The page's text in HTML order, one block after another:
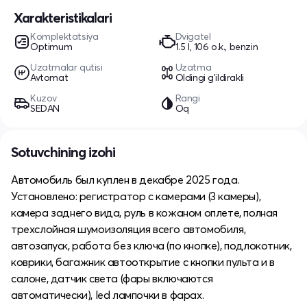
Xarakteristikalari
Komplektatsiya
Optimum
Dvigatel
1.5 l, 106 o.k., benzin
Uzatmalar qutisi
Avtomat
Uzatma
Oldingi g'ildirakli
Kuzov
SEDAN
Rangi
Oq
Sotuvchining izohi
Автомобиль был куплен в декабре 2025 года.
Установлено: регистратор с камерами (3 камеры),
камера заднего вида, руль в кожаном оплете, полная
трехслойная шумоизоляция всего автомобиля,
автозапуск, работа без ключа (по кнопке), подлокотник,
коврики, багажник автооткрытие с кнопки пульта и в
салоне, датчик света (фары включаются
автоматически), led лампочки в фарах.